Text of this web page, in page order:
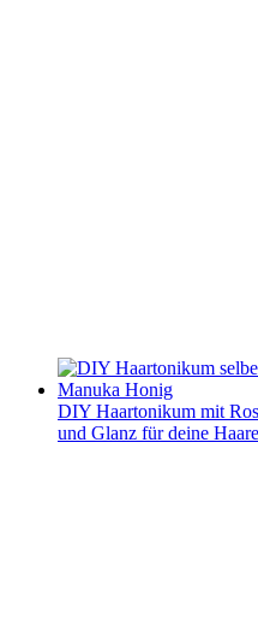
DIY Haartonikum mit
und Glanz für deine Haare